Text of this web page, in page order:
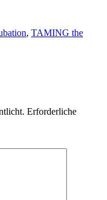
, TAMING the
Erforderliche